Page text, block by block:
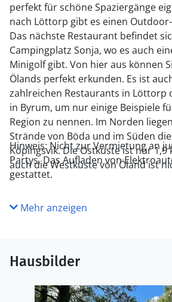
perfekt für schöne Spaziergänge
nach Löttorp gibt es einen
Das nächste Restaurant befindet
Campingplatz Sonja, wo es auch
Minigolf gibt. Von hier aus können
Ölands perfekt erkunden. Es ist
zahlreichen Restaurants in Löttorp
in Byrum, um nur einige Beispiele
Region zu nennen. Im Norden
Strände von Böda und im Süden
Köpingsvik. Die Ostküste ist nur
auch die Westküste von Öland ist
Hinweis: Nicht zur Vermietung an
Partys. Das Aufladen von
gestattet.
Mehr anzeigen
Hausbilder